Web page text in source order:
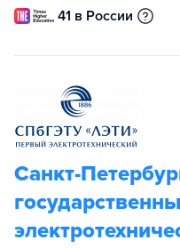
41 в России
Санкт-